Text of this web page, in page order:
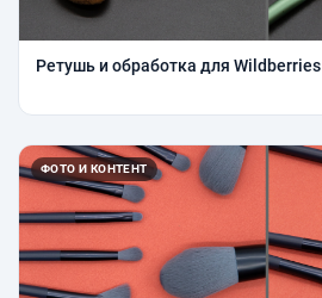
Ретушь и обработка для Wildberries
ФОТО И КОНТЕНТ